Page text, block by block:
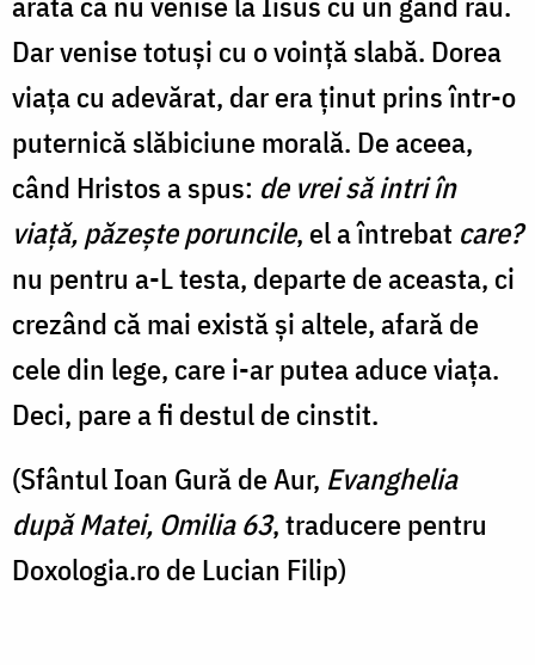
Dar venise totuși cu o voință slabă. Dorea
viața cu adevărat, dar era ținut prins într-o
puternică slăbiciune morală. De aceea,
când Hristos a spus: de vrei să intri în
viaţă, păzeşte poruncile, el a întrebat care?
nu pentru a-L testa, departe de aceasta, ci
crezând că mai există și altele, afară de
cele din lege, care i-ar putea aduce viața.
Deci, pare a fi destul de cinstit.
(Sfântul Ioan Gură de Aur, Evanghelia
după Matei, Omilia 63, traducere pentru
Doxologia.ro de Lucian Filip)